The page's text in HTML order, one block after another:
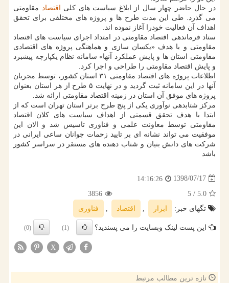
در حال حاضر چهار سال از ابلاغ سیاست های كلی
اقتصاد مقاومتی
می گذرد. طی این مدت طرح ها و پروژه های مختلفی برای تحقق
اهداف آن فعالیت خودرا آغاز نموده اند.
ستاد فرماندهی اقتصاد مقاومتی در امتداد اجرای سیاست های اقتصاد
مقاومتی و با هدف «یكسان سازی و هماهنگی پروژه های اقتصادی
مقاومتی استان ها و پایش عملكرد آنها» سامانه نظام یكپارچه پیشبرد
و پایش اقتصاد مقاومتی را طراحی و اجرا كرد.
اطلاعات پروژه های اقتصاد مقاومتی ۳۱ استان كشور، توسط مجریان
آنها در این سامانه ثبت گردید و در نهایت ۵ طرح از هر استان بعنوان
پروژه های موفق آن استان در زمینه اقتصاد مقاومتی ارائه شد.
مركز شتابدهی نوآوری یكی از پنج طرح برتر استان تهران است كه از
ابتدا با هدف تحقق قسمتی از اهداف سیاست های كلان اقتصاد
مقاومتی توسط معاونت علمی و فناوری تاسیس شد و الان این
موفقیت می تواند نشانه ای بر تایید زحمات جوانان ساعی ایرانی در
شركت های دانش بنیان و شتاب دهنده های مستقر در سراسر كشور
باشد
1398/07/17
14:16:26
5.0
/ 5
3856
تگهای خبر:
ابزار , اقتصاد , فناوری
این پست لینک وبسایت را می پسندید؟ (1)
(0)
X
تازه ترین مطالب مرتبط